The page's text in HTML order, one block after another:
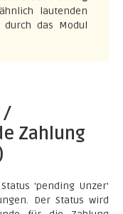
lautenden
das Modul
/
Zahlung
'pending Unzer'
Der Status wird